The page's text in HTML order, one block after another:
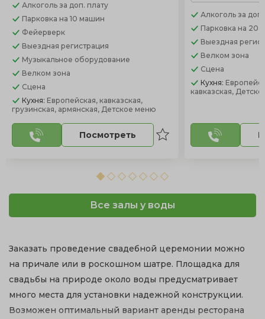
Алкоголь за доп. плату
Парковка на 10 машин
Фейерверк
Выездная регистрация
Музыкальное оборудование
Велком зона
Сцена
Кухня: Европейская, кавказская,
грузинская, армянская, Детское меню
Посмотреть
Алкоголь за
Парковка на 20
Выездная
Велком зона
Сцена
Кухня:
кавказская,
Все залы у воды
Заказать проведение свадебной церемонии можно
на причале или в роскошном шатре. Площадка для
свадьбы на природе около воды предусматривает
много места для установки надежной конструкции.
Возможен оптимальный вариант аренды ресторана